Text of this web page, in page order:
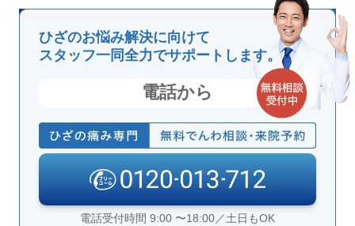
ひざのお悩み解決に向けて
スタッフ一同全力でサポートします。
電話から
電話受付時間 9:00 〜18:00／土日もOK